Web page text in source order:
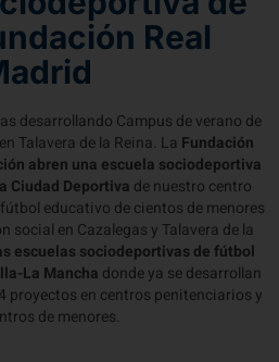
Real
desarrollando Campus de verano de
Talavera de la Reina. La Fundación
abren una escuela sociodeportiva
Ciudad Deportiva de nuestro centro
educativo de cientos de menores
social en Cazalegas y Talavera de la
escuelas sociodeportivas de fútbol
La Mancha donde ya se desarrollan
proyectos en centros penitenciarios y
de menores.